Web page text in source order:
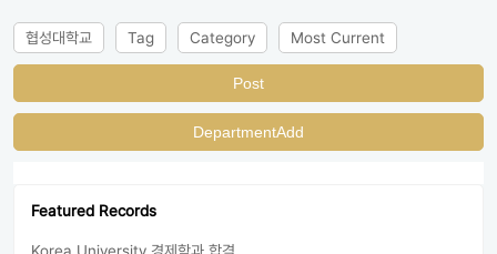
협성대학교 Tag Category Most Current
Post
DepartmentAdd
Featured Records